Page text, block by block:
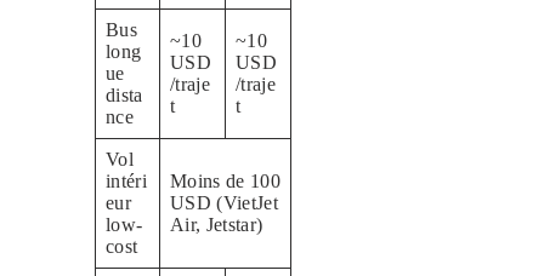
Bus
long
ue
dista
nce
~10
USD
/traje
t
~10
USD
/traje
t
Vol
intéri
eur
low-
cost
Moins de 100
USD (VietJet
Air, Jetstar)